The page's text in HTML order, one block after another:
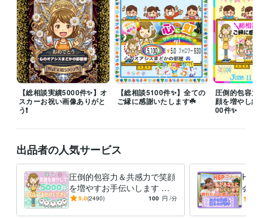
【24時間チャット】１名様ご相談可能です
【48時間チャット】１名様ご相談可能です
【通話中はトークルームが開きません】
◆私が離席中でも書き出してOKです‪‪‪☘️
◆確認次第お返事いたしますꕤ•ᴗ•ꕤ
⭐️＼ココナラ５年目まどかです／⭐️
♥️笑顔を増やし続けて5100件↑♥️
☘️待機中は【すぐに電話】からOK☘️
⭐️DMは24時間お待ちしています´▽`)ﾉ
【総相談実績5000件✨️】オ
スカーお祝い画像ありがと
う❗️
【総相談5100件✨️】全ての
ご縁に感謝いたします☘️
圧倒的包容力
顔を増やし続
00件✨️
出品者の人気サービス
圧倒的包容力＆共感力で笑顔︎
を増やすお手伝いします 総
相談5100件⭐️HSPエンパス元
5.0(2490) 100 円 /分
会モ
型